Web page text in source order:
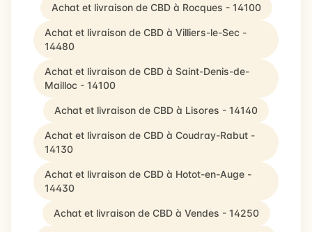
Achat et livraison de CBD à Rocques - 14100
Achat et livraison de CBD à Villiers-le-Sec -
14480
Achat et livraison de CBD à Saint-Denis-de-
Mailloc - 14100
Achat et livraison de CBD à Lisores - 14140
Achat et livraison de CBD à Coudray-Rabut -
14130
Achat et livraison de CBD à Hotot-en-Auge -
14430
Achat et livraison de CBD à Vendes - 14250